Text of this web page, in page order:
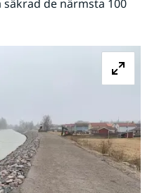
de närmsta 100